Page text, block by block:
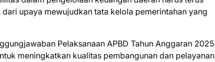
upaya mewujudkan tata kelola pemerintahan yang
Pelaksanaan APBD Tahun Anggaran 2025
meningkatkan kualitas pembangunan dan pelayanan